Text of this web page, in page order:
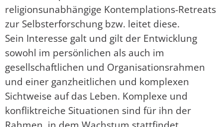
religionsunabhängige Kontemplations-Retreats
zur Selbsterforschung bzw. leitet diese.
Sein Interesse galt und gilt der Entwicklung
sowohl im persönlichen als auch im
gesellschaftlichen und Organisationsrahmen
und einer ganzheitlichen und komplexen
Sichtweise auf das Leben. Komplexe und
konfliktreiche Situationen sind für ihn der